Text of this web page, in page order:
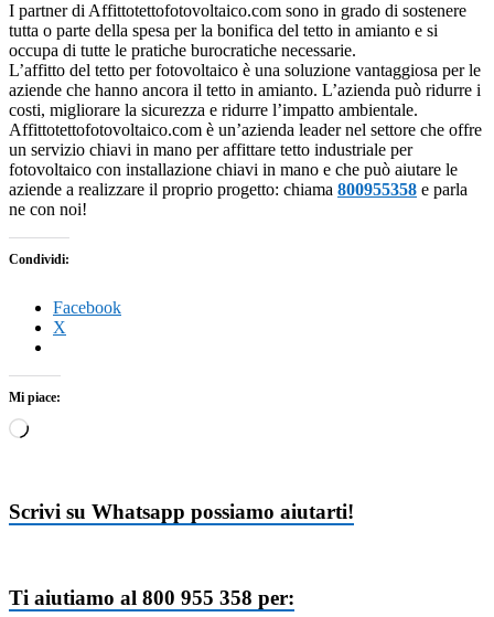
I partner di Affittotettofotovoltaico.com sono in grado di sostenere
tutta o parte della spesa per la bonifica del tetto in amianto e si
occupa di tutte le pratiche burocratiche necessarie.
L’affitto del tetto per fotovoltaico è una soluzione vantaggiosa per le
aziende che hanno ancora il tetto in amianto. L’azienda può ridurre i
costi, migliorare la sicurezza e ridurre l’impatto ambientale.
Affittotettofotovoltaico.com è un’azienda leader nel settore che offre
un servizio chiavi in mano per affittare tetto industriale per
fotovoltaico con installazione chiavi in mano e che può aiutare le
aziende a realizzare il proprio progetto: chiama 800955358 e parla
ne con noi!
Condividi:
Facebook
X
Mi piace:
Caricamento
Scrivi su Whatsapp possiamo aiutarti!
Ti aiutiamo al 800 955 358 per: